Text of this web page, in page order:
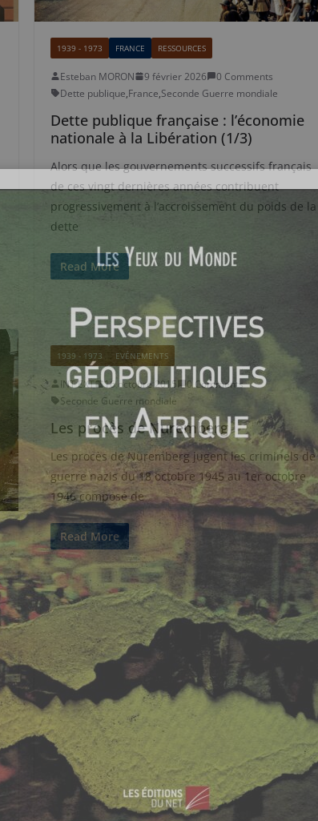
1939 - 1973 FRANCE RESSOURCES
Esteban MORON 9 février 2026
0 Comments
Dette publique,France,Seconde Guerre mondiale
Dette publique française : l’économie
nationale à la Libération (1/3)
Alors que les gouvernements successifs français
de ces vingt dernières années contribuent
progressivement à l’accroissement du poids de la
dette
Read More
1939 - 1973 EVÉNEMENTS
INT EXT 16 octobre 2015
0 Comments
Seconde Guerre mondiale
Les procès de Nuremberg
Les procès de Nuremberg jugent les criminels de
guerre nazis du 18 octobre 1945 au 1er octobre
1946 composé de
Read More